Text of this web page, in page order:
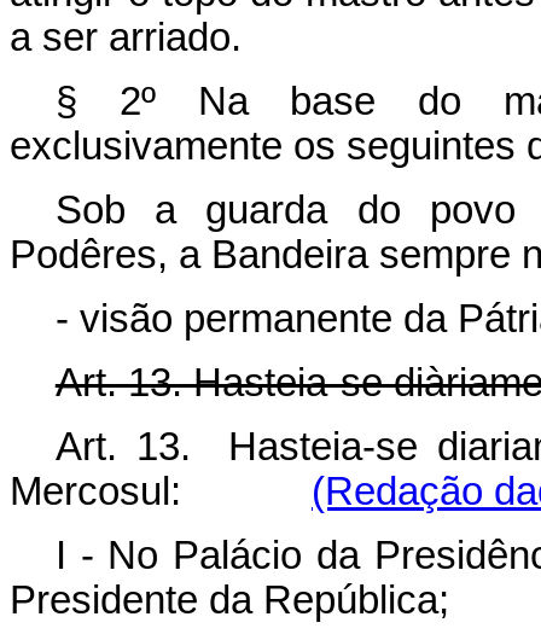
a ser arriado.
§ 2º Na base do
exclusivamente os seguintes
Sob a guarda do povo
Podêres, a Bandeira sempre
- visão permanente da
Art. 13. Hasteia-se
Art. 13. Hasteia-se
Mercosul:
(Redação
I - No Palácio da
Presidente da República;